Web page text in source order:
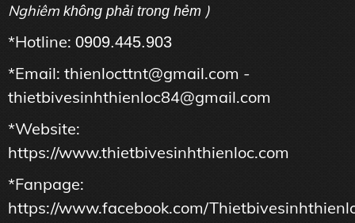
Nghiêm không phải trong hẻm )
*Hotline: 0909.445.903
*Email: thienlocttnt@gmail.com -
thietbivesinhthienloc84@gmail.com
*Website:
https://www.thietbivesinhthienloc.com
*Fanpage:
https://www.facebook.com/